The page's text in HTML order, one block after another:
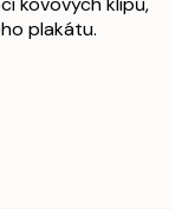
plakátu.